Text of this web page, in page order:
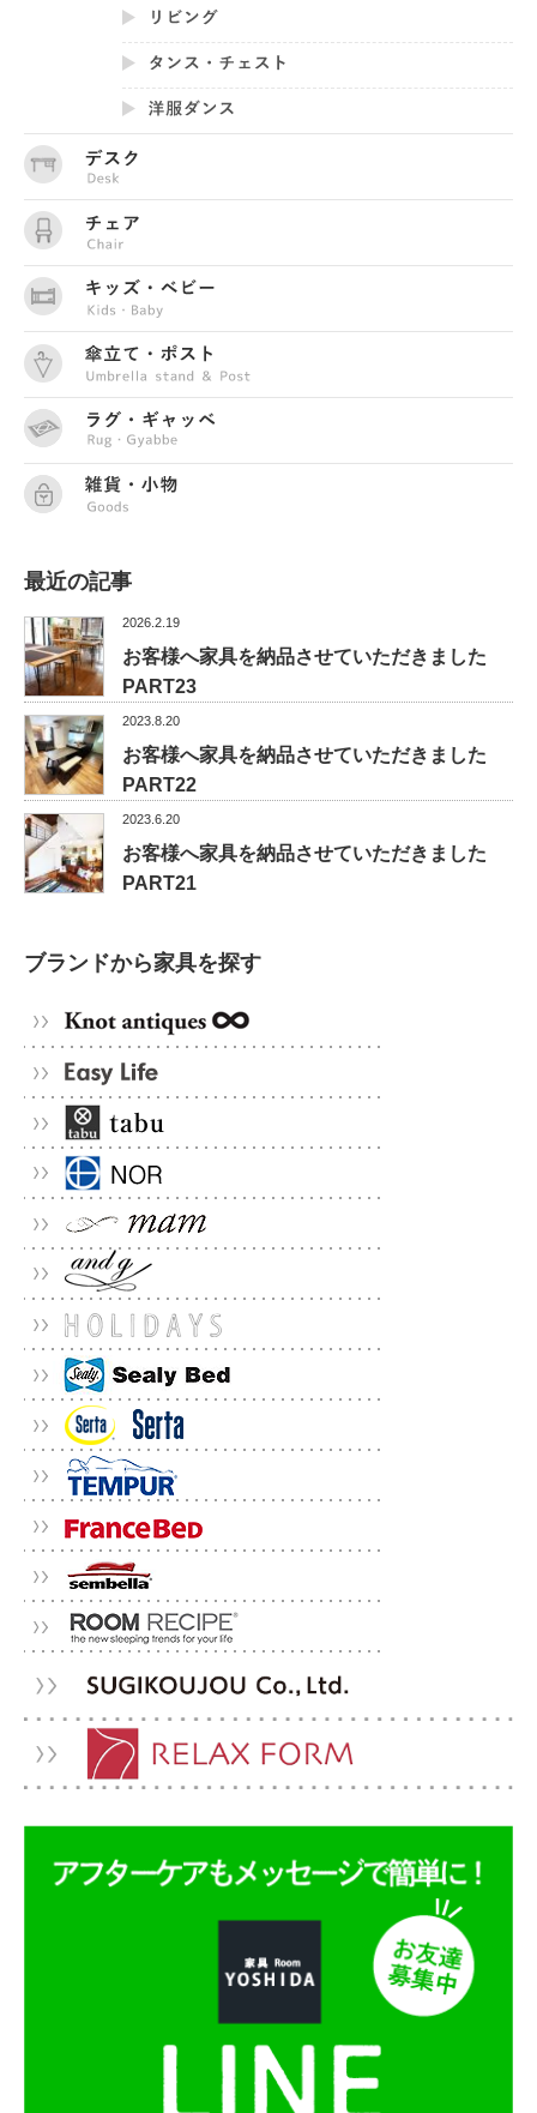
最近の記事
2026.2.19
お客様へ家具を納品させていただきました
PART23
2023.8.20
お客様へ家具を納品させていただきました
PART22
2023.6.20
お客様へ家具を納品させていただきました
PART21
ブランドから家具を探す